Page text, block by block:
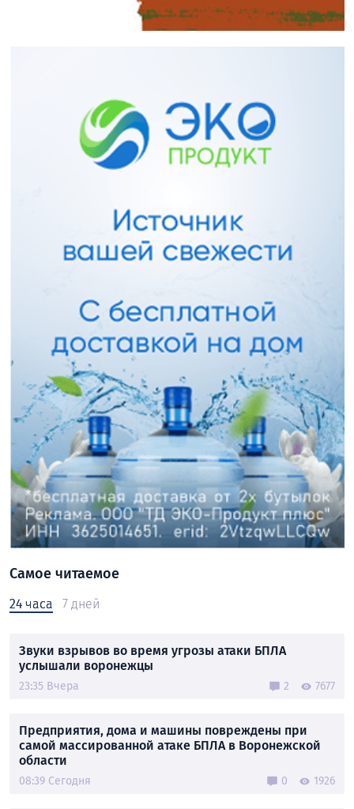
Самое читаемое
24 часа 7 дней
Звуки взрывов во время угрозы атаки БПЛА
услышали воронежцы
23:35 Вчера 2 7677
Предприятия, дома и машины повреждены при
самой массированной атаке БПЛА в Воронежской
области
08:39 Сегодня 0 1926